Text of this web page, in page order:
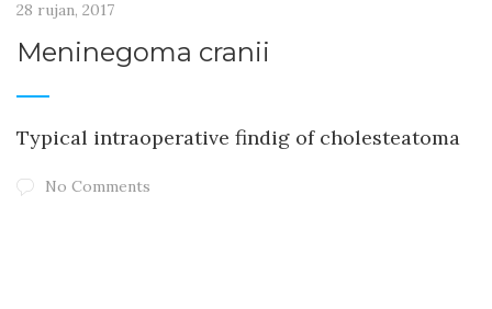
28 rujan, 2017
Meninegoma cranii
Typical intraoperative findig of cholesteatoma
No Comments